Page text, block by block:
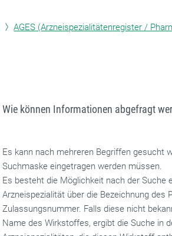
AGES (Arzneispezialitätenregister /
Wie können Informationen abgefragt
Es kann nach mehreren Begriffen gesucht
Suchmaske eingetragen werden müssen.
Es besteht die Möglichkeit nach der Suche
Arzneispezialität über die Bezeichnung des
Zulassungsnummer. Falls diese nicht
Name des Wirkstoffes, ergibt die Suche in